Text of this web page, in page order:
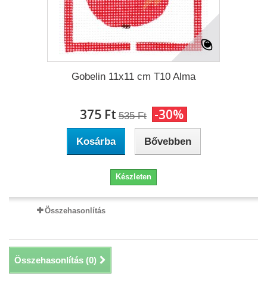
Gobelin 11x11 cm T10 Alma
375 Ft‎ 535 Ft‎ -30%
Kosárba Bővebben
Készleten
Összehasonlítás
Összehasonlítás (0)